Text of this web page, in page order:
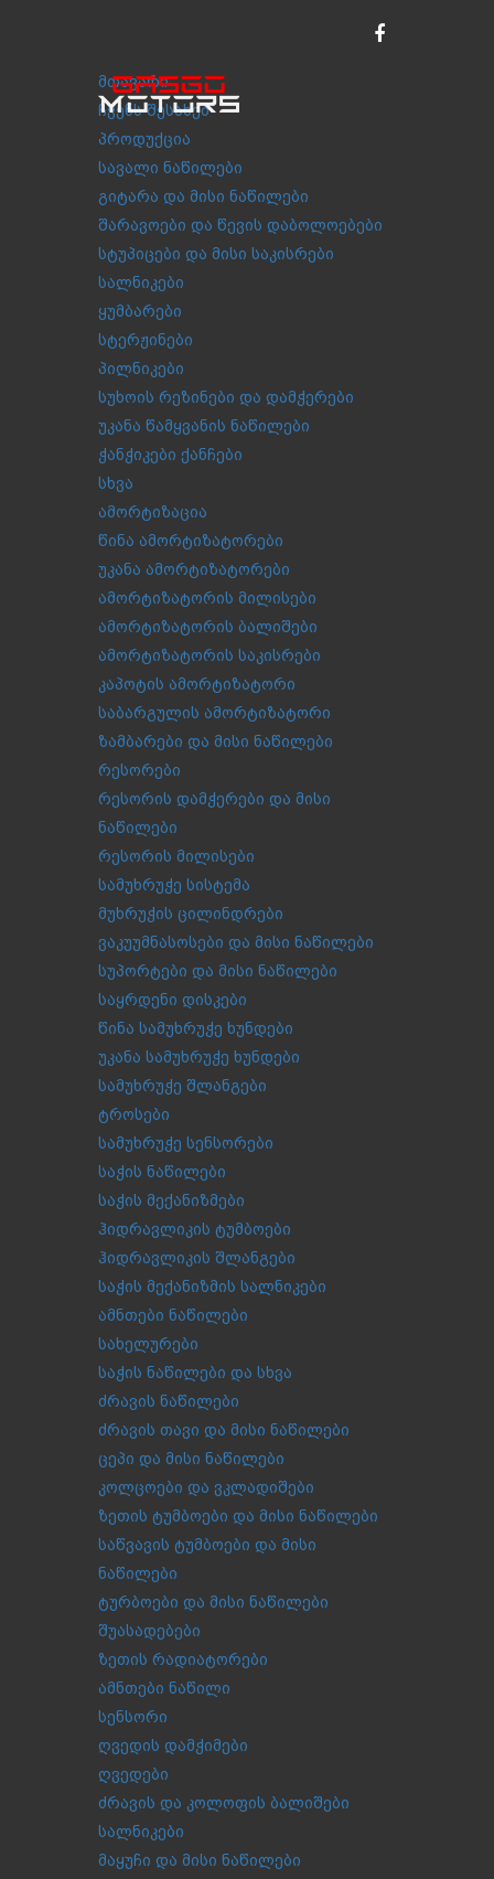
მთავარი
ჩვენს შესახებ
პროდუქცია
სავალი ნაწილები
გიტარა და მისი ნაწილები
შარავოები და წევის დაბოლოებები
სტუპიცები და მისი საკისრები
სალნიკები
ყუმბარები
სტერჟინები
პილნიკები
სუხოის რეზინები და დამჭერები
უკანა წამყვანის ნაწილები
ჭანჭიკები ქანჩები
სხვა
ამორტიზაცია
წინა ამორტიზატორები
უკანა ამორტიზატორები
ამორტიზატორის მილისები
ამორტიზატორის ბალიშები
ამორტიზატორის საკისრები
კაპოტის ამორტიზატორი
საბარგულის ამორტიზატორი
ზამბარები და მისი ნაწილები
რესორები
რესორის დამჭერები და მისი
ნაწილები
რესორის მილისები
სამუხრუჭე სისტემა
მუხრუჭის ცილინდრები
ვაკუუმნასოსები და მისი ნაწილები
სუპორტები და მისი ნაწილები
საყრდენი დისკები
წინა სამუხრუჭე ხუნდები
უკანა სამუხრუჭე ხუნდები
სამუხრუჭე შლანგები
ტროსები
სამუხრუჭე სენსორები
საჭის ნაწილები
საჭის მექანიზმები
ჰიდრავლიკის ტუმბოები
ჰიდრავლიკის შლანგები
საჭის მექანიზმის სალნიკები
ამნთები ნაწილები
სახელურები
საჭის ნაწილები და სხვა
ძრავის ნაწილები
ძრავის თავი და მისი ნაწილები
ცეპი და მისი ნაწილები
კოლცოები და ვკლადიშები
ზეთის ტუმბოები და მისი ნაწილები
საწვავის ტუმბოები და მისი
ნაწილები
ტურბოები და მისი ნაწილები
შუასადებები
ზეთის რადიატორები
ამნთები ნაწილი
სენსორი
ღვედის დამჭიმები
ღვედები
ძრავის და კოლოფის ბალიშები
სალნიკები
მაყუჩი და მისი ნაწილები